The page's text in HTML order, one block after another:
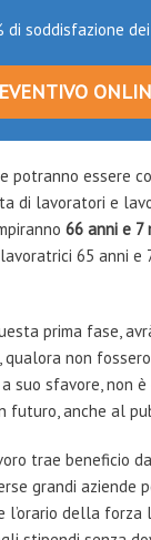
di soddisfazione
potranno essere
di lavoratori e
66 anni e 7
65 anni e
prima fase,
non
suo sfavore, non
futuro, anche al
trae beneficio
grandi aziende
della forza